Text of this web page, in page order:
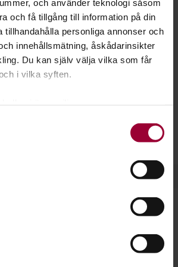
och använder teknologi såsom
och få tillgång till information på din
tillhandahålla personliga annonser och
innehållsmätning, åskådarinsikter
Du kan själv välja vilka som får
i vilka syften.
noggrannhet på upp till flera meter
tillbaka ditt samtycke när som
så bra upplevelse som möjligt
för dig som vill arrangera ett